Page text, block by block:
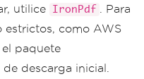
utilice IronPdf
. Para
estrictos, como AWS
paquete
descarga inicial.